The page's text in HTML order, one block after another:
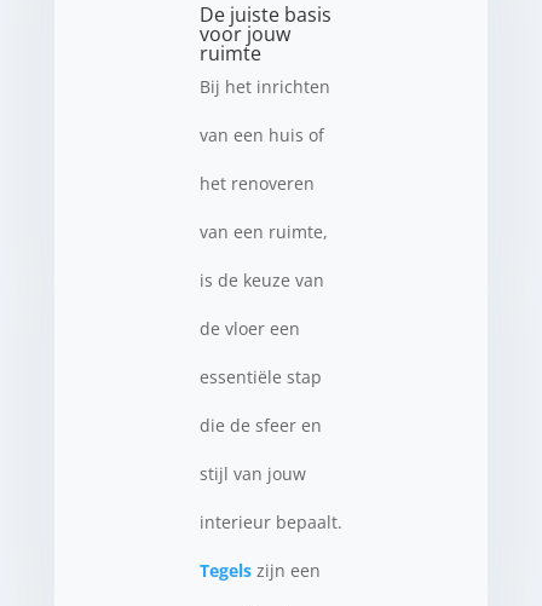
De juiste basis
voor jouw
ruimte
Bij het inrichten
van een huis of
het renoveren
van een ruimte,
is de keuze van
de vloer een
essentiële stap
die de sfeer en
stijl van jouw
interieur bepaalt.
Tegelszijn een